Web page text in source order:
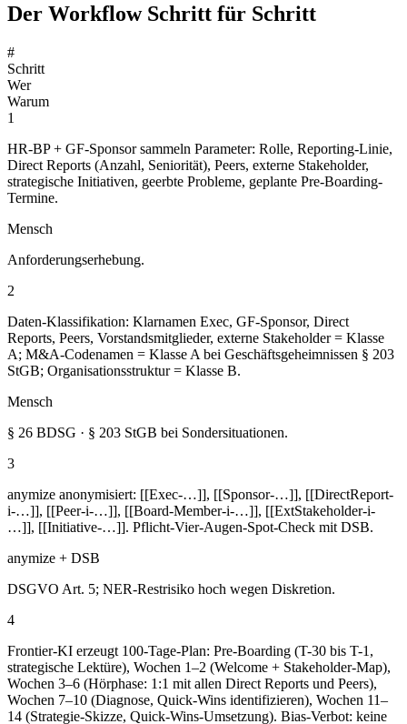
Der Workflow Schritt für Schritt
#
Schritt
Wer
Warum
1
HR-BP + GF-Sponsor sammeln Parameter: Rolle, Reporting-Linie,
Direct Reports (Anzahl, Seniorität), Peers, externe Stakeholder,
strategische Initiativen, geerbte Probleme, geplante Pre-Boarding-
Termine.
Mensch
Anforderungserhebung.
2
Daten-Klassifikation: Klarnamen Exec, GF-Sponsor, Direct
Reports, Peers, Vorstandsmitglieder, externe Stakeholder = Klasse
A; M&A-Codenamen = Klasse A bei Geschäftsgeheimnissen § 203
StGB; Organisationsstruktur = Klasse B.
Mensch
§ 26 BDSG · § 203 StGB bei Sondersituationen.
3
anymize anonymisiert: [[Exec-…]], [[Sponsor-…]], [[DirectReport-
i-…]], [[Peer-i-…]], [[Board-Member-i-…]], [[ExtStakeholder-i-
…]], [[Initiative-…]]. Pflicht-Vier-Augen-Spot-Check mit DSB.
anymize + DSB
DSGVO Art. 5; NER-Restrisiko hoch wegen Diskretion.
4
Frontier-KI erzeugt 100-Tage-Plan: Pre-Boarding (T-30 bis T-1,
strategische Lektüre), Wochen 1–2 (Welcome + Stakeholder-Map),
Wochen 3–6 (Hörphase: 1:1 mit allen Direct Reports und Peers),
Wochen 7–10 (Diagnose, Quick-Wins identifizieren), Wochen 11–
14 (Strategie-Skizze, Quick-Wins-Umsetzung). Bias-Verbot: keine